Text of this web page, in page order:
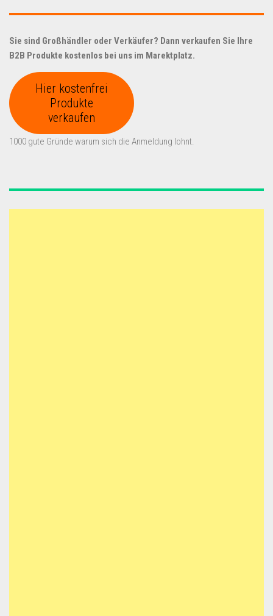
Sie sind Großhändler oder Verkäufer? Dann verkaufen Sie Ihre
B2B Produkte kostenlos bei uns im Marektplatz.
Hier kostenfrei
Produkte
verkaufen
1000 gute Gründe warum sich die Anmeldung lohnt.